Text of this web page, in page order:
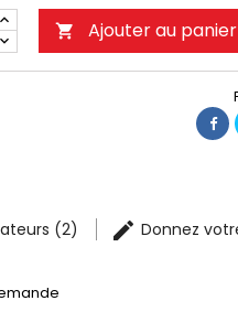
 Ajouter au panier
(2)
Donnez